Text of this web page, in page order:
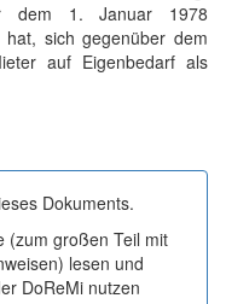
dem 1. Januar 1978
hat, sich gegenüber dem
auf Eigenbedarf als
Dokuments.
(zum großen Teil mit
lesen und
DoReMi nutzen